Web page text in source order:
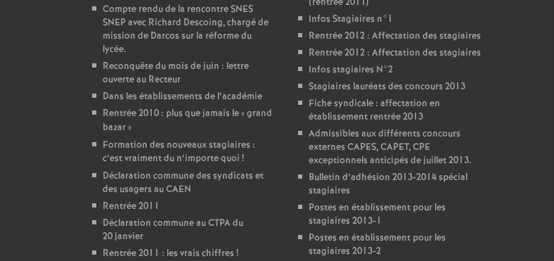
Compte rendu de la rencontre SNES
SNEP avec Richard Descoing, chargé de
mission de Darcos sur la réforme du
lycée.
Reconquête du mois de juin : lettre
ouverte au Recteur
Dans les établissements de l’académie
Rentrée 2010 : plus que jamais le «grand
bazar»
Formation des nouveaux stagiaires :
c’est vraiment du n’importe quoi !
Déclaration commune des syndicats et
des usagers au CAEN
Rentrée 2011
Déclaration commune au CTPA du
20 janvier
Rentrée 2011 : les vrais chiffres !
Infos Stagiaires n°1
Rentrée 2012 : Affectation des stagiaires
Rentrée 2012 : Affectation des stagiaires
Infos stagiaires N°2
Stagiaires lauréats des concours 2013
Fiche syndicale : affectation en
établissement rentrée 2013
Admissibles aux différents concours
externes CAPES, CAPET, CPE
exceptionnels anticipés de juillet 2013.
Bulletin d’adhésion 2013-2014 spécial
stagiaires
Postes en établissement pour les
stagiaires 2013-1
Postes en établissement pour les
stagiaires 2013-2